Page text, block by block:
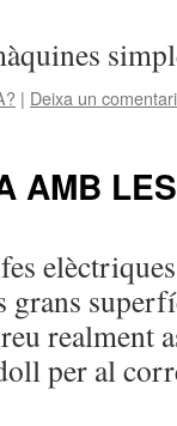
| Deixa un comentari
AMB
grans
realment
per al